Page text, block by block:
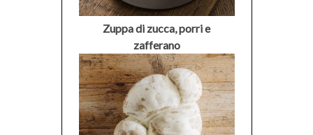
Zuppa di zucca, porri e
zafferano